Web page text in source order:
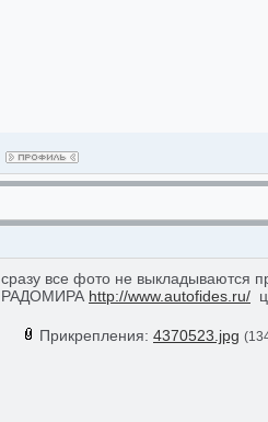
сразу все фото не выкладываются
РАДОМИРА http://www.autofides.ru/
Прикрепления: 4370523.jpg